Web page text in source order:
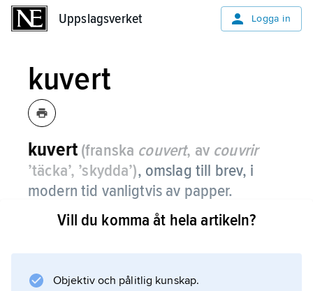
Uppslagsverket Logga in
kuvert
kuvert (franska couvert, av couvrir
’täcka’, ’skydda’), omslag till brev, i
modern tid vanligtvis av papper.
Som världens äldsta kuvert räknas
medeltiden användes en del av det oskrivna
Vill du komma åt hela artikeln?
Objektiv och pålitlig kunskap.